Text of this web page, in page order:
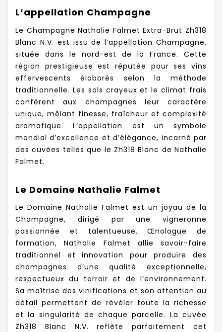
L’appellation Champagne
Le Champagne Nathalie Falmet Extra-Brut Zh318
Blanc N.V. est issu de l’appellation Champagne,
située dans le nord-est de la France. Cette
région prestigieuse est réputée pour ses vins
effervescents élaborés selon la méthode
traditionnelle. Les sols crayeux et le climat frais
confèrent aux champagnes leur caractère
unique, mêlant finesse, fraîcheur et complexité
aromatique. L’appellation est un symbole
mondial d’excellence et d’élégance, incarné par
des cuvées telles que le Zh318 Blanc de Nathalie
Falmet.
Le Domaine Nathalie Falmet
Le Domaine Nathalie Falmet est un joyau de la
Champagne, dirigé par une vigneronne
passionnée et talentueuse. Œnologue de
formation, Nathalie Falmet allie savoir-faire
traditionnel et innovation pour produire des
champagnes d’une qualité exceptionnelle,
respectueux du terroir et de l’environnement.
Sa maîtrise des vinifications et son attention au
détail permettent de révéler toute la richesse
et la singularité de chaque parcelle. La cuvée
Zh318 Blanc N.V. reflète parfaitement cet